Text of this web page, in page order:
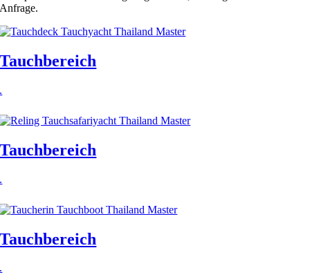
Anfrage.
Tauchbereich
.
Tauchbereich
.
Tauchbereich
.